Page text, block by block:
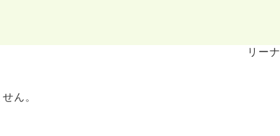
リー
ん。